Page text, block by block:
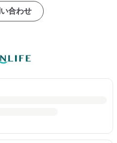
合わせ